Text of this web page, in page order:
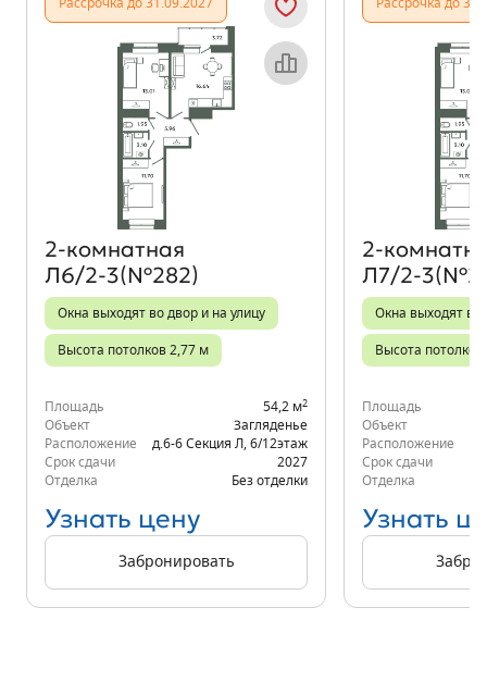
Рассрочка до 31.09.2027
Объект месяца
2‑комнатная
Л6/2-3(№282)
Окна выходят во двор и на улицу
Высота потолков 2,77 м
Площадь 54,2 м2
Объект
Загляденье
Расположение
д.6-6 Секция Л 6/12этаж
Срок сдачи
2027
Отделка
Без отделки
Узнать цену
Забронировать
Рассрочка до
Л7/2-
Окна выходят во
Высота
Площадь
Объект
Расположение
Срок сдачи
Отделка
Узнать